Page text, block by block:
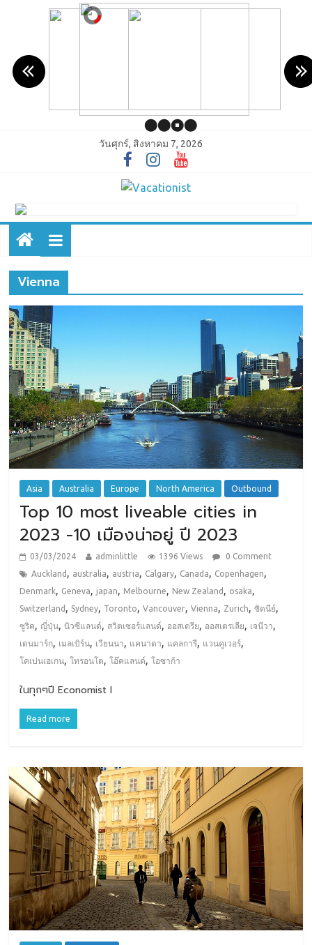
วันศุกร์, สิงหาคม 7, 2026
Vienna
Asia Australia Europe North America Outbound
Top 10 most liveable cities in
2023 -10 เมืองน่าอยู่ ปี 2023
03/03/2024 adminlittle 1396 Views
0 Comment
Auckland , australia, austria, Calgary, Canada, Copenhagen,
Denmark, Geneva, japan, Melbourne, New Zealand , osaka,
Switzerland , Sydney, Toronto,Vancouver,Vienna, Zurich,ซิดนีย์,
ซูริค, ญี่ปุ่น,นิวซีแลนด์, สวิตเซอร์แลนด์, ออสเตรีย, ออสเตรเลีย, เจนีวา,
เดนมาร์ก, เมลเบิร์น, เวียนนา, แคนาดา, แคลการี, แวนคูเวอร์,
โคเปนเฮเกน,โทรอนโต,โอ๊คแลนด์,โอซาก้า
ในทุกๆปี Economist I
Read more